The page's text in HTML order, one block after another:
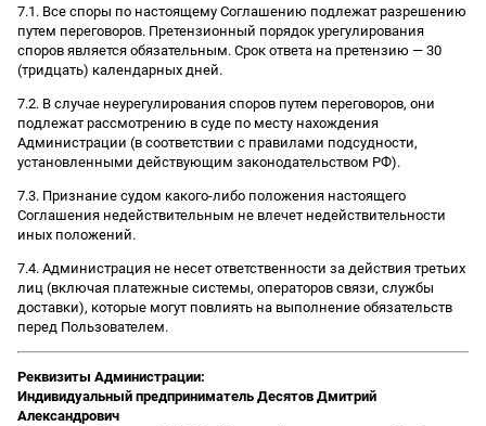
7.1. Все споры по настоящему Соглашению подлежат разрешению
путем переговоров. Претензионный порядок урегулирования
споров является обязательным. Срок ответа на претензию — 30
(тридцать) календарных дней.
7.2. В случае неурегулирования споров путем переговоров, они
подлежат рассмотрению в суде по месту нахождения
Администрации (в соответствии с правилами подсудности,
установленными действующим законодательством РФ).
7.3. Признание судом какого-либо положения настоящего
Соглашения недействительным не влечет недействительности
иных положений.
7.4. Администрация не несет ответственности за действия третьих
лиц (включая платежные системы, операторов связи, службы
доставки), которые могут повлиять на выполнение обязательств
перед Пользователем.
Реквизиты Администрации:
Индивидуальный предприниматель Десятов Дмитрий
Александрович